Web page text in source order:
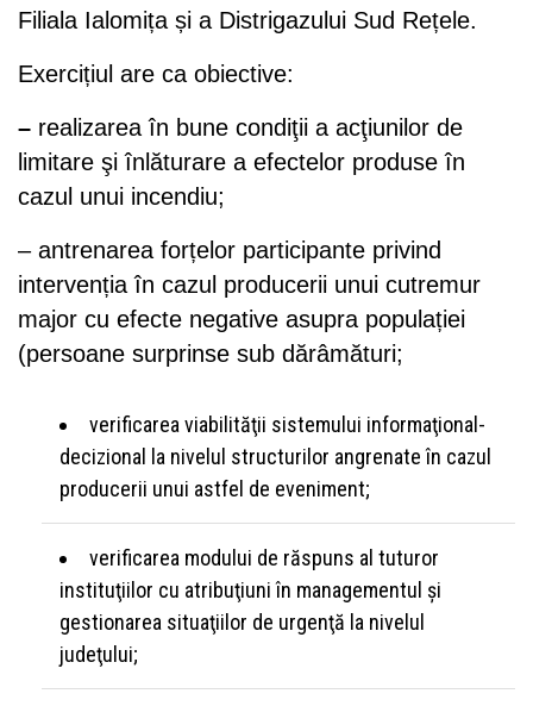
Filiala Ialomița și a Distrigazului Sud Rețele.
Exercițiul are ca obiective:
– realizarea în bune condiţii a acţiunilor de
limitare şi înlăturare a efectelor produse în
cazul unui incendiu;
– antrenarea forțelor participante privind
intervenția în cazul producerii unui cutremur
major cu efecte negative asupra populației
(persoane surprinse sub dărâmături;
verificarea viabilităţii sistemului informaţional-
decizional la nivelul structurilor angrenate în cazul
producerii unui astfel de eveniment;
verificarea modului de răspuns al tuturor
instituţiilor cu atribuţiuni în managementul şi
gestionarea situaţiilor de urgenţă la nivelul
judeţului;